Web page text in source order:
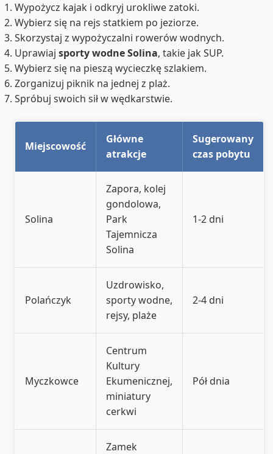
Wypożycz kajak i odkryj urokliwe zatoki.
Wybierz się na rejs statkiem po jeziorze.
Skorzystaj z wypożyczalni rowerów wodnych.
Uprawiaj sporty wodne Solina, takie jak SUP.
Wybierz się na pieszą wycieczkę szlakiem.
Zorganizuj piknik na jednej z plaż.
Spróbuj swoich sił w wędkarstwie.
Miejscowość
Główne
atrakcje
Sugerowany
czas pobytu
Solina
Zapora, kolej
gondolowa,
Park
Tajemnicza
Solina
1-2 dni
Polańczyk
Uzdrowisko,
sporty wodne,
rejsy, plaże
2-4 dni
Myczkowce
Centrum
Kultury
Ekumenicznej,
miniatury
cerkwi
Pół dnia
Zamek